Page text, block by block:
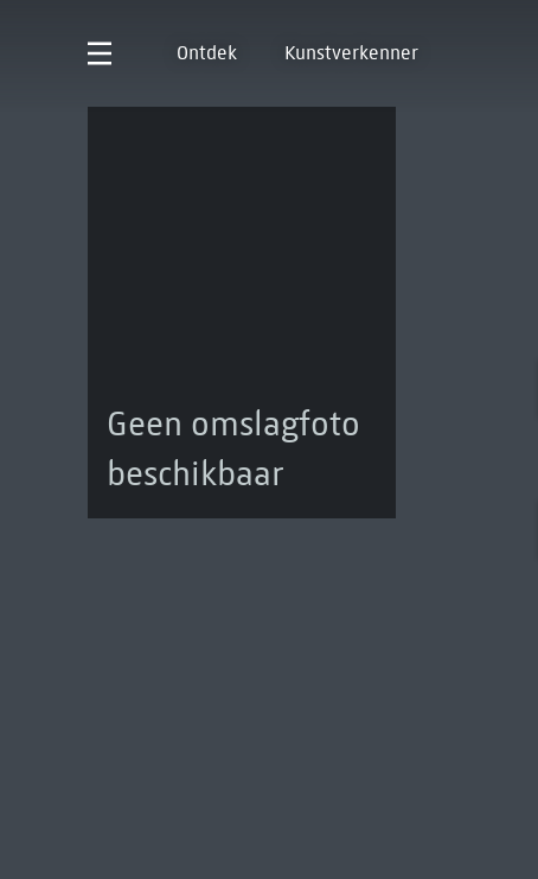
Ontdek Kunstverkenner
Geen omslagfoto
beschikbaar